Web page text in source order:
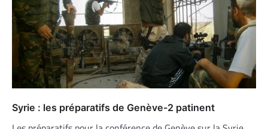
Syrie : les préparatifs de Genève-2 patinent